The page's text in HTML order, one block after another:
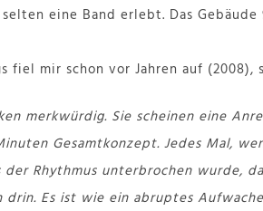
eine Band erlebt. Das
fiel mir schon vor Jahren auf
merkwürdig. Sie scheinen eine
Gesamtkonzept. Jedes Mal,
der Rhythmus unterbrochen wurde,
drin. Es ist wie ein abruptes